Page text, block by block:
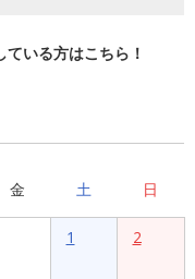
いる方はこちら！
金 土 日
1 2